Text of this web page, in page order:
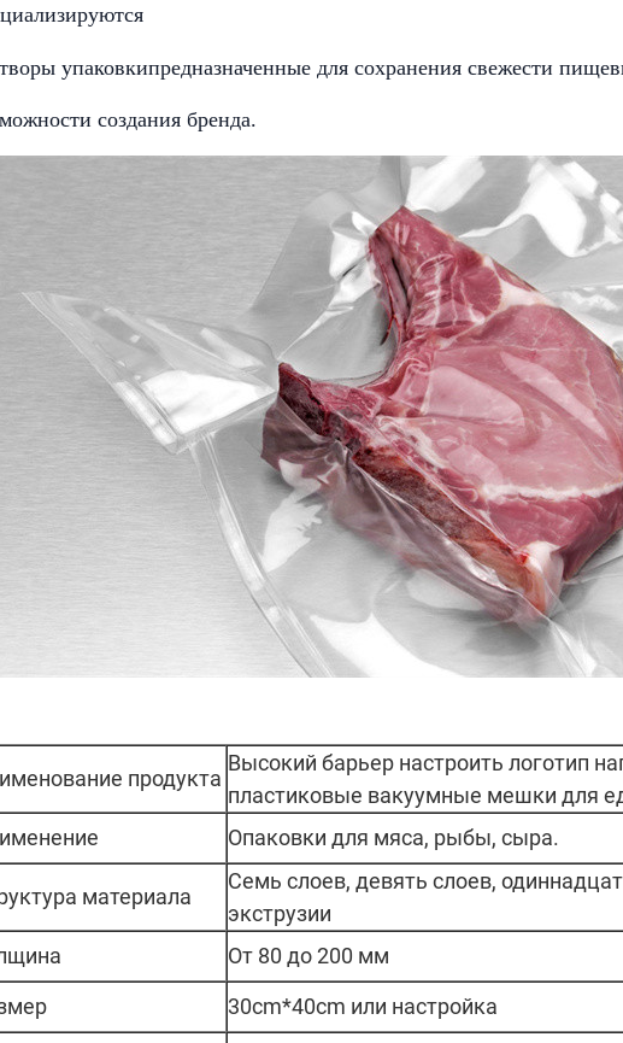
упаковкипредназначенные для сохранения свежести
создания бренда.
продукта
Высокий барьер настроить логотип
пластиковые вакуумные мешки для
Опаковки для мяса, рыбы, сыра.
материала
Семь слоев, девять слоев,
экструзии
От 80 до 200 мм
30cm*40cm или настройка